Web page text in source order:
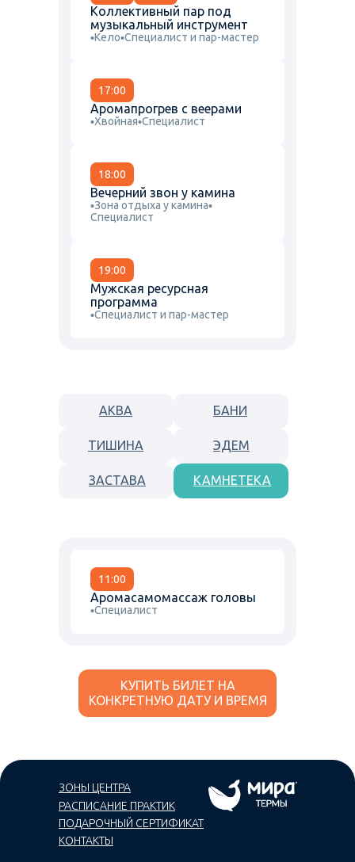
Коллективный пар под
музыкальный инструмент
Кело Специалист и пар-мастер
17:00
Аромапрогрев с веерами
Хвойная Специалист
18:00
Вечерний звон у камина
Зона отдыха у камина
Специалист
19:00
Мужская ресурсная
программа
Специалист и пар-мастер
АКВА БАНИ
ТИШИНА ЭДЕМ
ЗАСТАВА КАМНЕТЕКА
11:00
Аромасамомассаж головы
Специалист
КУПИТЬ БИЛЕТ НА
КОНКРЕТНУЮ ДАТУ И ВРЕМЯ
ЗОНЫ ЦЕНТРА
ПОДАРОЧНЫЙ СЕРТИФИКАТ
РАСПИСАНИЕ ПРАКТИК
КОНТАКТЫ